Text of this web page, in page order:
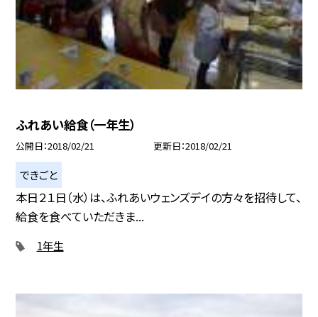
ふれあい給食（一年生）
公開日 2018/02/21 更新日 2018/02/21
できごと
本日２１日（水）は、ふれあいウェンズデイの方々を招待して、
給食を食べていただきま...
1年生